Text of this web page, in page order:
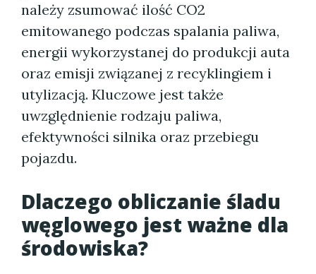
należy zsumować ilość CO2
emitowanego podczas spalania paliwa,
energii wykorzystanej do produkcji auta
oraz emisji związanej z recyklingiem i
utylizacją. Kluczowe jest także
uwzględnienie rodzaju paliwa,
efektywności silnika oraz przebiegu
pojazdu.
Dlaczego obliczanie śladu
węglowego jest ważne dla
środowiska?